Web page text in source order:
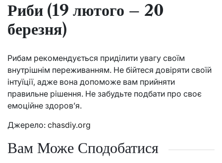
Риби (19 лютого – 20
березня)
Рибам рекомендується приділити увагу своїм
внутрішнім переживанням. Не бійтеся довіряти своїй
інтуїції, адже вона допоможе вам прийняти
правильне рішення. Не забудьте подбати про своє
емоційне здоров’я.
Джерело: chasdiy.org
Вам Може Сподобатися